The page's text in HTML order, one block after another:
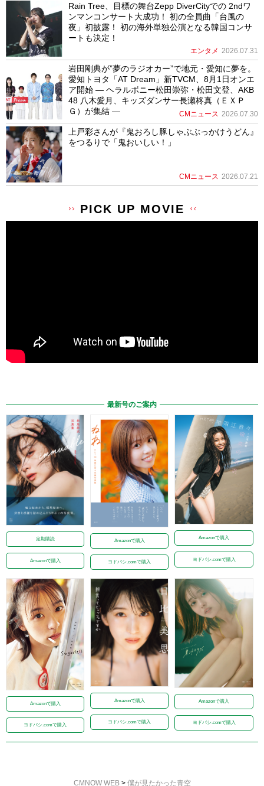
Rain Tree、目標の舞台Zepp DiverCityでの 2ndワ
ンマンコンサート大成功！ 初の全員曲「台風の
夜」初披露！ 初の海外単独公演となる韓国コンサ
ートも決定！
エンタメ 2026.07.31
岩田剛典が”夢のラジオカー”で地元・愛知に夢を。
愛知トヨタ「AT Dream」新TVCM、8月1日オンエ
ア開始 ― ヘラルボニー松田崇弥・松田文登、AKB
48 八木愛月、キッズダンサー長瀬柊真（ＥＸＰ
Ｇ）が集結 ―
CMニュース 2026.07.30
上戸彩さんが『鬼おろし豚しゃぶぶっかけうどん』
をつるりで「鬼おいしい！」
CMニュース 2026.07.21
PICK UP MOVIE
最新号のご案内
定期購読
Amazonで購入
Amazonで購入
ヨドバシ.comで購入
Amazonで購入
ヨドバシ.comで購入
Amazonで購入
ヨドバシ.comで購入
Amazonで購入
ヨドバシ.comで購入
Amazonで購入
ヨドバシ.comで購入
CMNOW WEB> 僕が⾒たかった⻘空